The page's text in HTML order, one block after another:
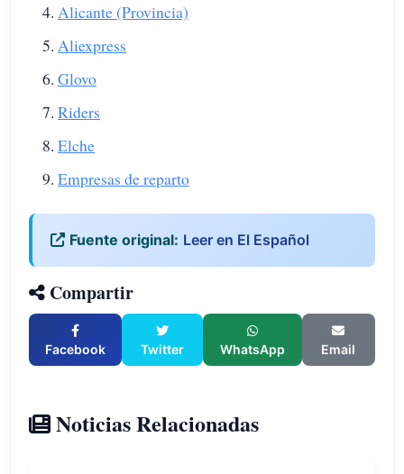
Alicante (Provincia)
Aliexpress
Glovo
Riders
Elche
Empresas de reparto
Fuente original: Leer en El Español
Compartir
Facebook Twitter WhatsApp Email
Noticias Relacionadas